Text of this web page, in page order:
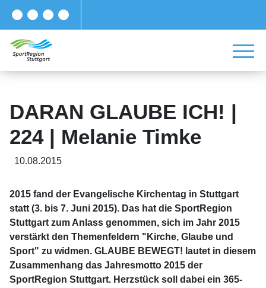
DARAN GLAUBE ICH! |
224 | Melanie Timke
10.08.2015
2015 fand der Evangelische Kirchentag in Stuttgart
statt (3. bis 7. Juni 2015). Das hat die SportRegion
Stuttgart zum Anlass genommen, sich im Jahr 2015
verstärkt den Themenfeldern "Kirche, Glaube und
Sport" zu widmen. GLAUBE BEWEGT! lautet in diesem
Zusammenhang das Jahresmotto 2015 der
SportRegion Stuttgart. Herzstück soll dabei ein 365-